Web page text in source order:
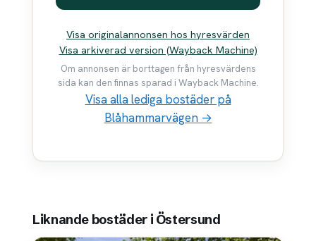
Visa originalannonsen hos hyresvärden
Visa arkiverad version (Wayback Machine)
Om annonsen är borttagen från hyresvärdens
sida kan den finnas sparad i Wayback Machine.
Visa alla lediga bostäder på
Blåhammarvägen →
Liknande bostäder i Östersund